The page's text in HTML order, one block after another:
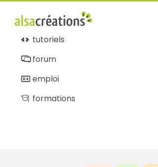
tutoriels
forum
emploi
formations